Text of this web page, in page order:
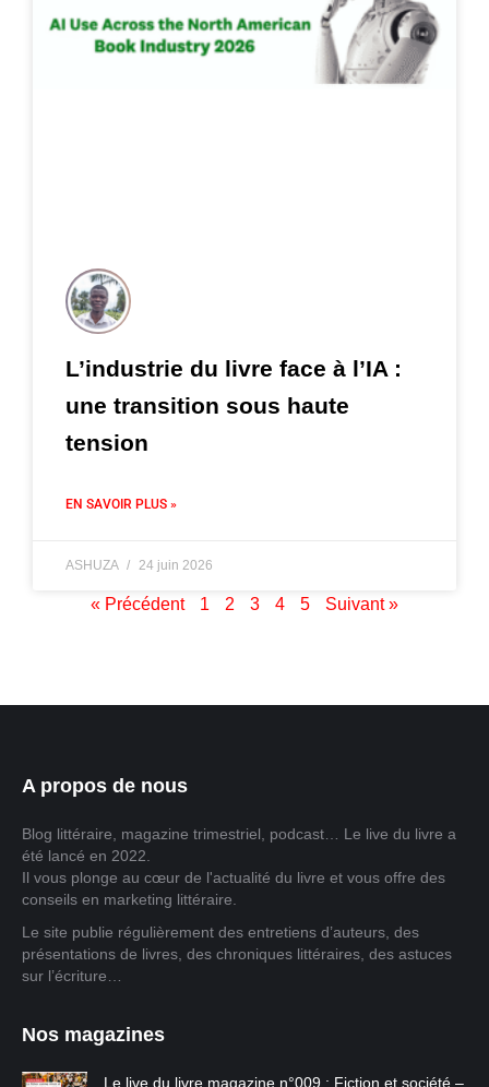
L’industrie du livre face à l’IA :
une transition sous haute
tension
EN SAVOIR PLUS »
ASHUZA 24 juin 2026
« Précédent 1 2 3 4 5 Suivant »
A propos de nous
Blog littéraire, magazine trimestriel, podcast… Le live du livre a
été lancé en 2022.
Il vous plonge au cœur de l'actualité du livre et vous offre des
conseils en marketing littéraire.
Le site publie régulièrement des entretiens d’auteurs, des
présentations de livres, des chroniques littéraires, des astuces
sur l’écriture…
Nos magazines
Le live du livre magazine n°009 : Fiction et société –